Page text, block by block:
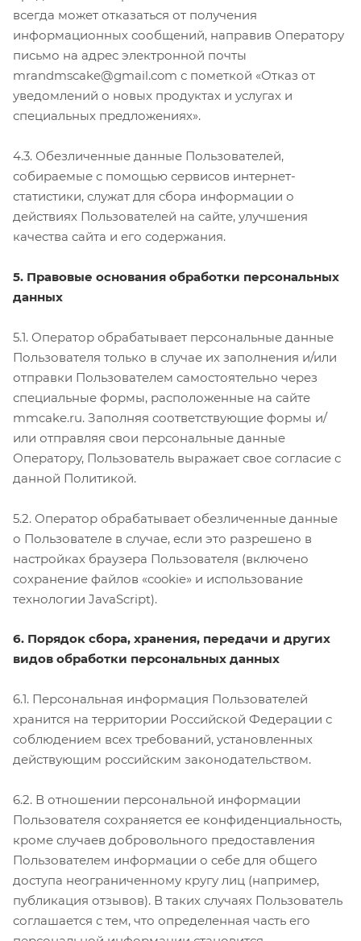
всегда может отказаться от получения
информационных сообщений, направив Оператору
письмо на адрес электронной почты
mrandmscake@gmail.com с пометкой «Отказ от
уведомлений о новых продуктах и услугах и
специальных предложениях».
4.3. Обезличенные данные Пользователей,
собираемые с помощью сервисов интернет-
статистики, служат для сбора информации о
действиях Пользователей на сайте, улучшения
качества сайта и его содержания.
5. Правовые основания обработки персональных
данных
5.1. Оператор обрабатывает персональные данные
Пользователя только в случае их заполнения и/или
отправки Пользователем самостоятельно через
специальные формы, расположенные на сайте
mmcake.ru. Заполняя соответствующие формы и/
или отправляя свои персональные данные
Оператору, Пользователь выражает свое согласие с
данной Политикой.
5.2. Оператор обрабатывает обезличенные данные
о Пользователе в случае, если это разрешено в
настройках браузера Пользователя (включено
сохранение файлов «cookie» и использование
технологии JavaScript).
6. Порядок сбора, хранения, передачи и других
видов обработки персональных данных
6.1. Персональная информация Пользователей
хранится на территории Российской Федерации с
соблюдением всех требований, установленных
действующим российским законодательством.
6.2. В отношении персональной информации
Пользователя сохраняется ее конфиденциальность,
кроме случаев добровольного предоставления
Пользователем информации о себе для общего
доступа неограниченному кругу лиц (например,
публикация отзывов). В таких случаях Пользователь
соглашается с тем, что определенная часть его